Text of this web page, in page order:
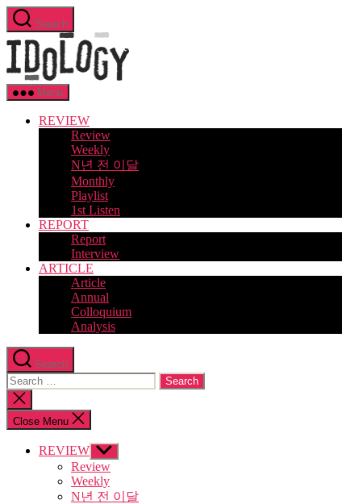
Skip
to
the
content
Search
Menu
REVIEW
Review
Weekly
N년 전 이달
Monthly
Playlist
1st Listen
REPORT
Report
Interview
ARTICLE
Article
Annual
Colloquium
Analysis
Search
Search
for:
Close
search
Close Menu
REVIEW Show
sub
menu
Review
Weekly
N년 전 이달